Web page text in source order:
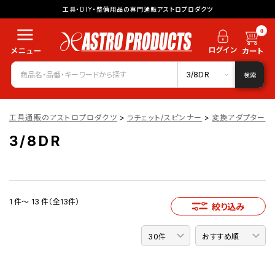
工具・DIY・整備用品の専門通販アストロプロダクツ
0
3/8DR 検索
工具通販のアストロプロダクツ > ラチェット/スピンナー > 変換アダプター
3/8DR
1 件～ 13 件（全13件） 絞り込み